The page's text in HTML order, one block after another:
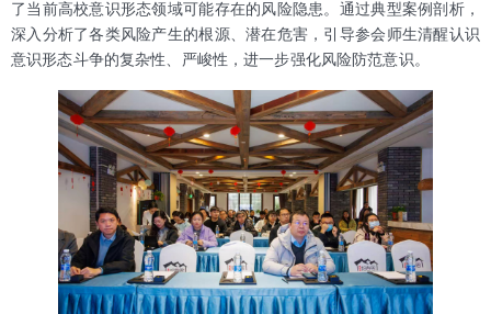
了当前高校意识形态领域可能存在的风险隐患。通过典型案例剖析，
深入分析了各类风险产生的根源、潜在危害，引导参会师生清醒认识
意识形态斗争的复杂性、严峻性，进一步强化风险防范意识。